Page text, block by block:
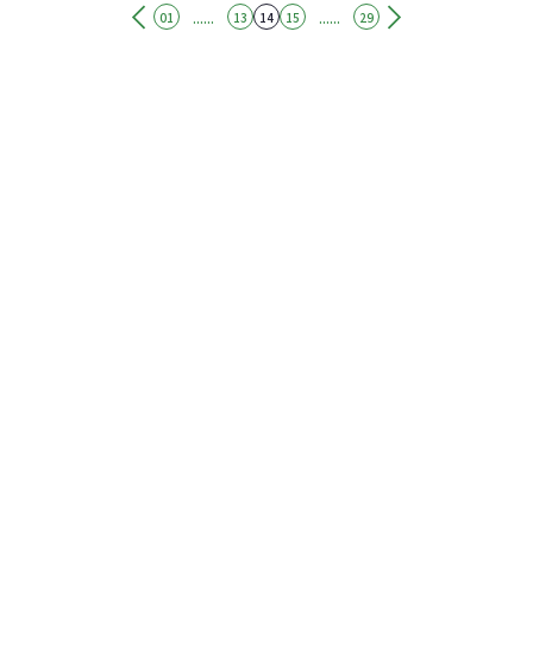
小組在高雄地檢署檢察官指揮下，海巡署南巡局高雄第
01 ...... 13 14 15 ...... 29